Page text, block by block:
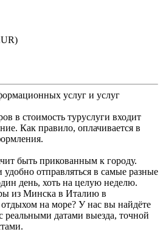
услуг и услуг
в стоимость туруслуги входит
Как правило, оплачивается в
быть прикованным к городу.
отправляться в самые разные
день, хоть на целую неделю.
из Минска в Италию в
на море? У нас вы найдёте
реальными датами выезда, точной